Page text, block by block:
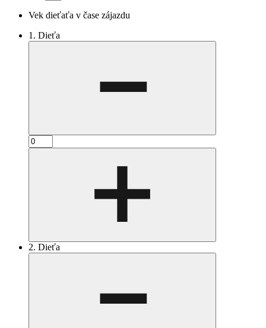
Vek dieťaťa v čase zájazdu
1. Dieťa
2. Dieťa